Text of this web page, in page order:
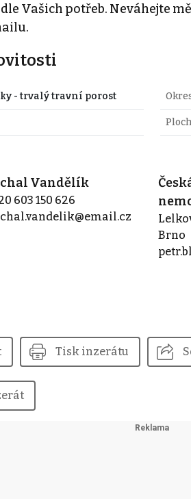
Vašich potřeb. Neváhejte
- trvalý travní porost
Vandělík
603 150 626
Brno
Tisk inzerátu